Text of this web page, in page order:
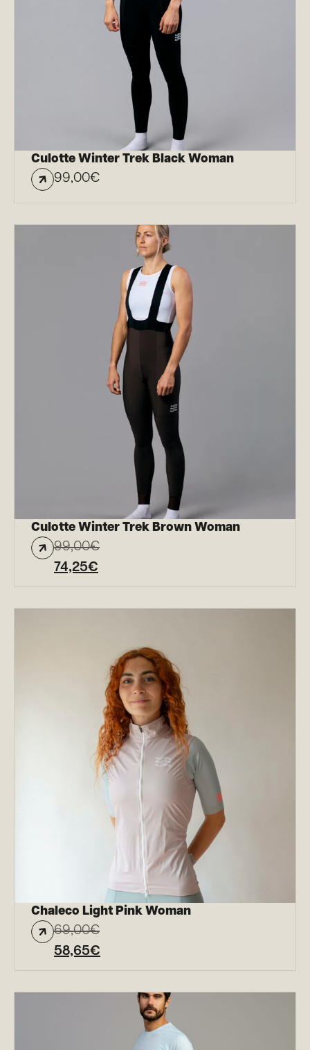
Culotte Winter Trek Black Woman
99,00€
Culotte Winter Trek Brown Woman
99,00€
74,25€
Chaleco Light Pink Woman
69,00€
58,65€